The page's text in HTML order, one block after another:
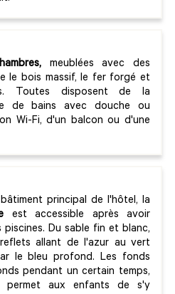
meublées avec des
le bois massif, le fer forgé et
Toutes disposent de la
de bains avec douche ou
Wi-Fi, d'un balcon ou d'une
principal de l'hôtel, la
est accessible après avoir
Du sable fin et blanc,
allant de l'azur au vert
le bleu profond. Les fonds
pendant un certain temps,
permet aux enfants de s'y